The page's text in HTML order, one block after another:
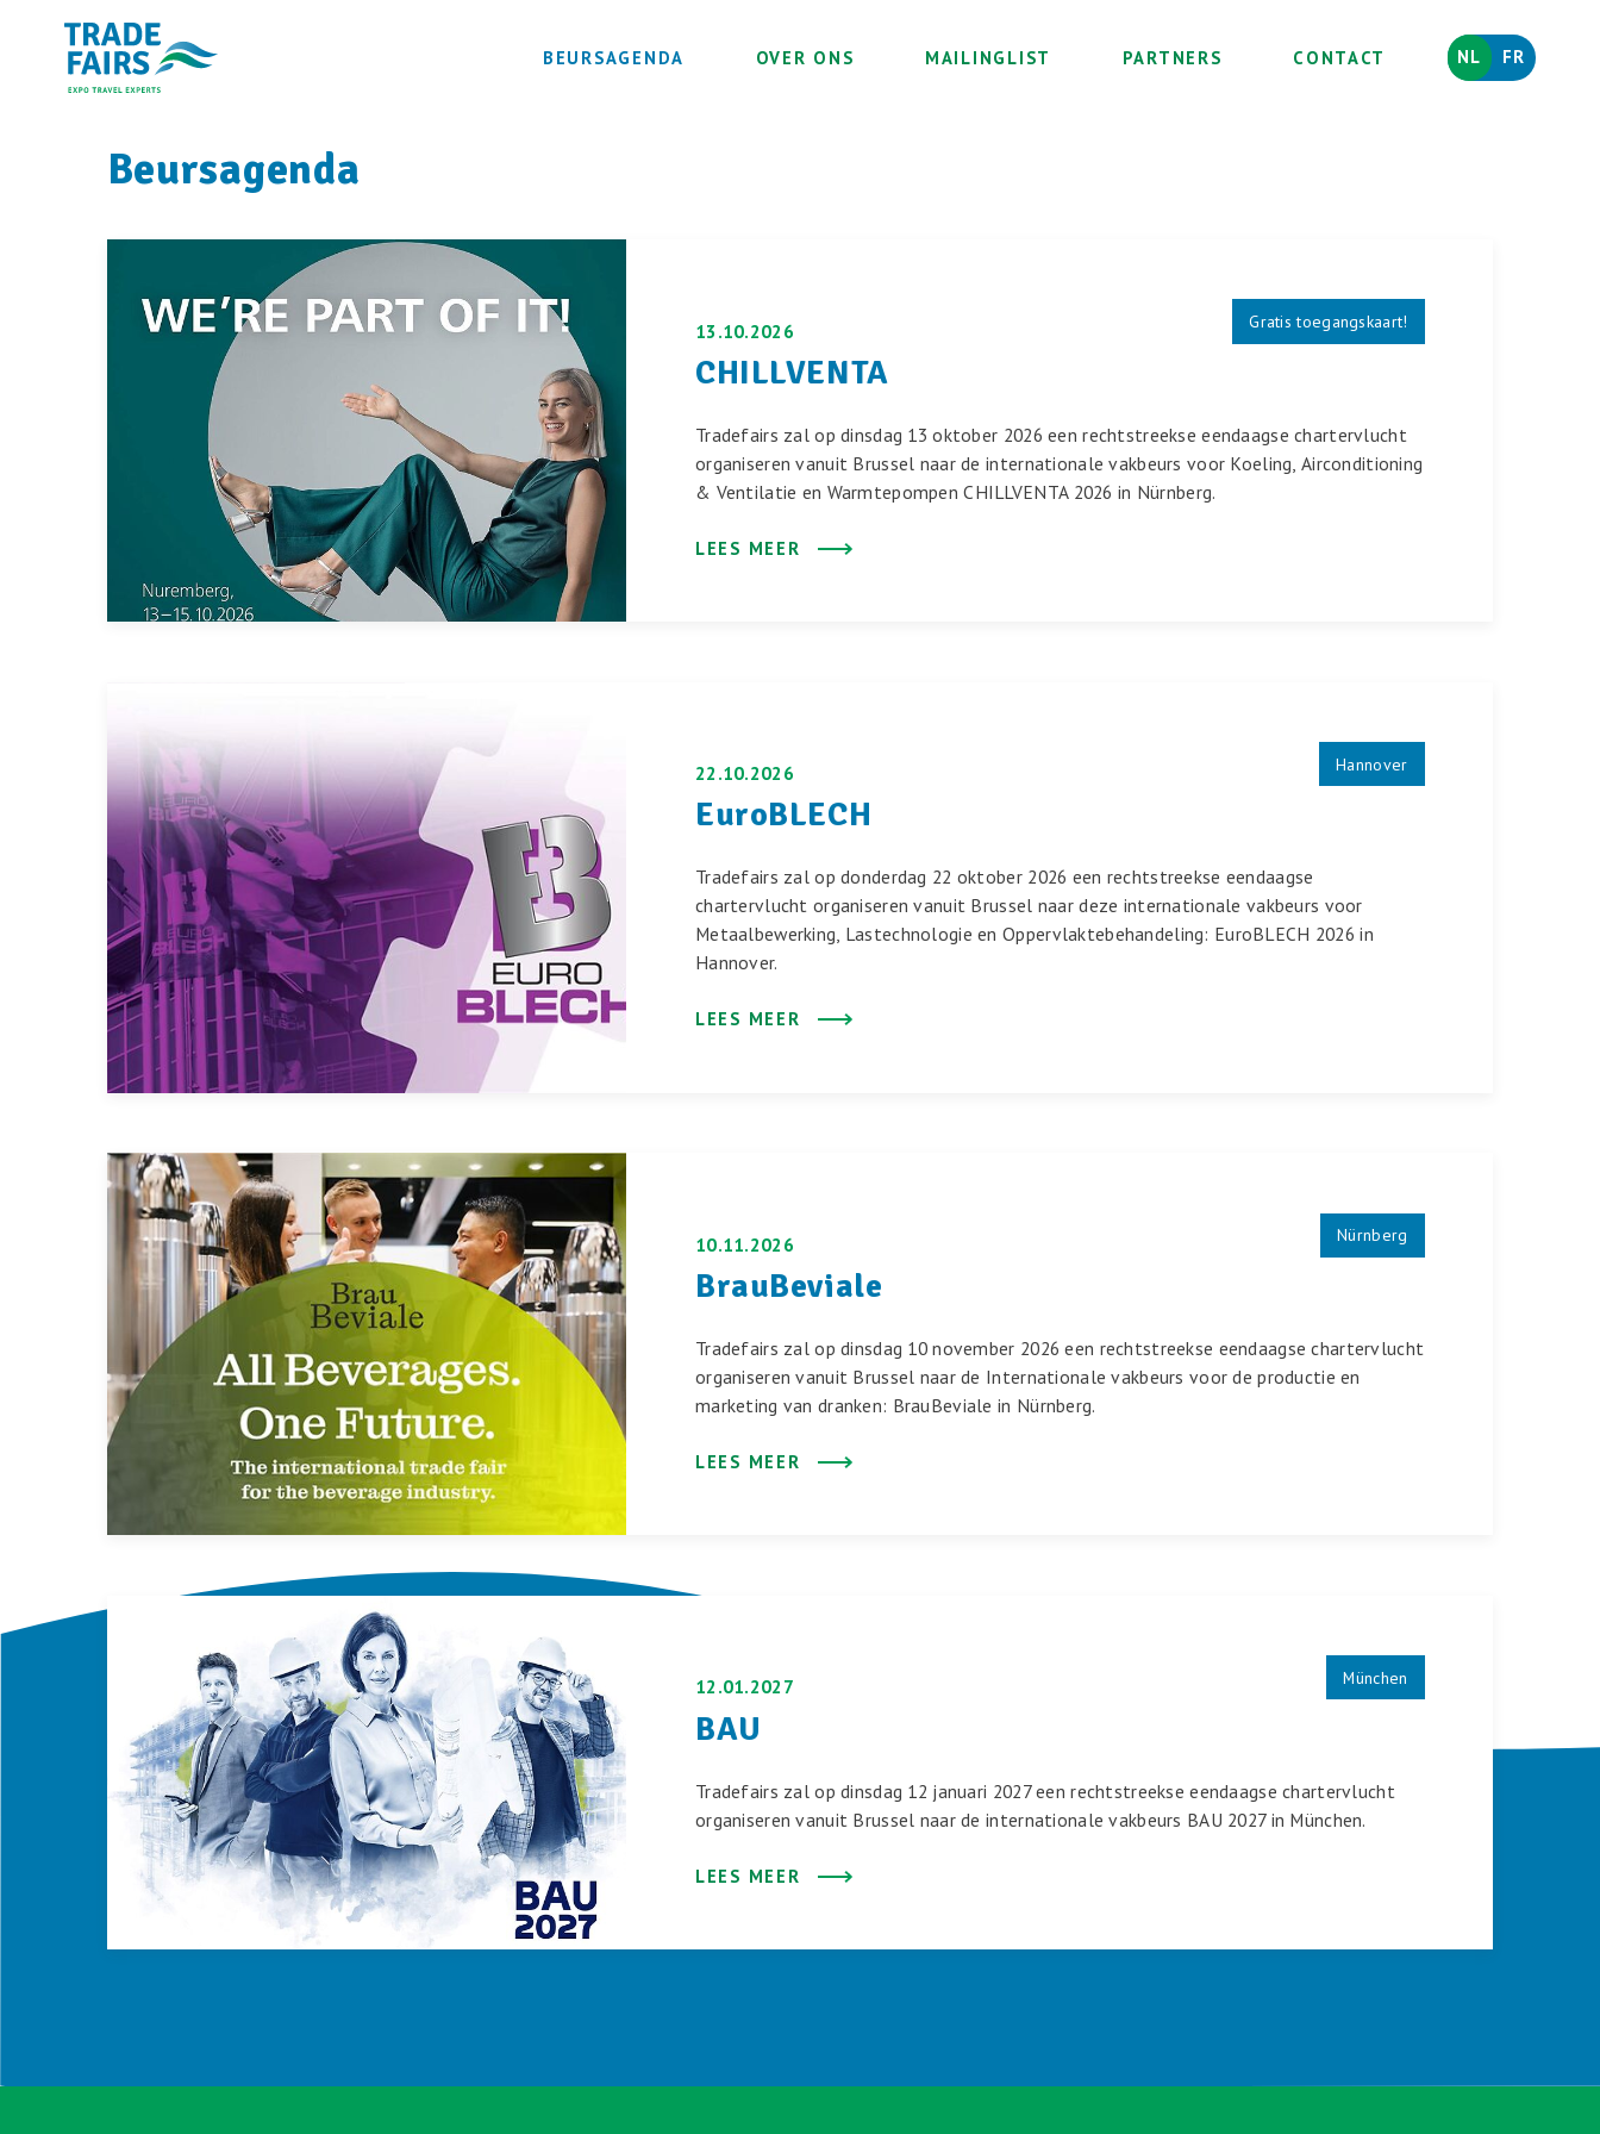
BEURSAGENDA OVER ONS MAILINGLIST PARTNERS CONTACT NL FR
Beursagenda
13.10.2026 Gratis toegangskaart!
CHILLVENTA
Tradefairs zal op dinsdag 13 oktober 2026 een rechtstreekse eendaagse chartervlucht
organiseren vanuit Brussel naar de internationale vakbeurs voor Koeling, Airconditioning
& Ventilatie en Warmtepompen CHILLVENTA 2026 in Nürnberg.
LEES MEER
22.10.2026 Hannover
EuroBLECH
Tradefairs zal op donderdag 22 oktober 2026 een rechtstreekse eendaagse
chartervlucht organiseren vanuit Brussel naar deze internationale vakbeurs voor
Metaalbewerking, Lastechnologie en Oppervlaktebehandeling: EuroBLECH 2026 in
Hannover.
LEES MEER
10.11.2026 Nürnberg
BrauBeviale
Tradefairs zal op dinsdag 10 november 2026 een rechtstreekse eendaagse chartervlucht
organiseren vanuit Brussel naar de Internationale vakbeurs voor de productie en
marketing van dranken: BrauBeviale in Nürnberg.
LEES MEER
12.01.2027 München
BAU
Tradefairs zal op dinsdag 12 januari 2027 een rechtstreekse eendaagse chartervlucht
organiseren vanuit Brussel naar de internationale vakbeurs BAU 2027 in München.
LEES MEER